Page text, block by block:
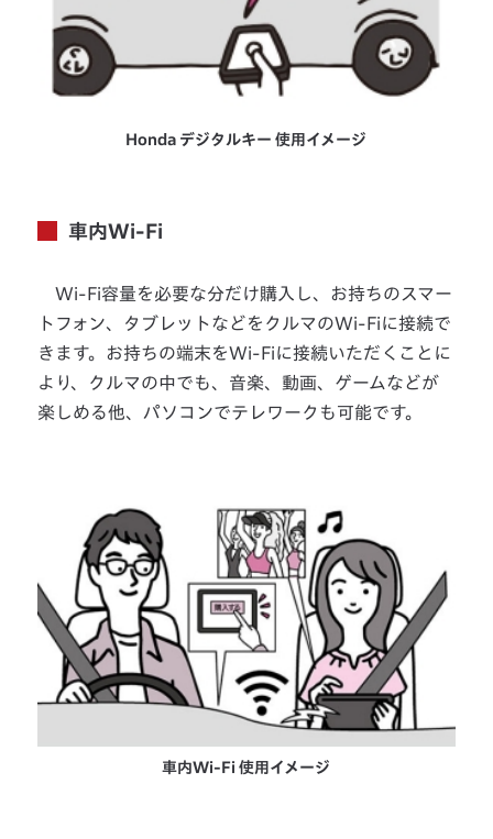
Honda デジタルキー 使用イメージ
車内Wi-Fi
Wi-Fi容量を必要な分だけ購入し、お持ちのスマー
トフォン、タブレットなどをクルマのWi-Fiに接続で
きます。お持ちの端末をWi-Fiに接続いただくことに
より、クルマの中でも、音楽、動画、ゲームなどが
楽しめる他、パソコンでテレワークも可能です。
車内Wi-Fi 使用イメージ